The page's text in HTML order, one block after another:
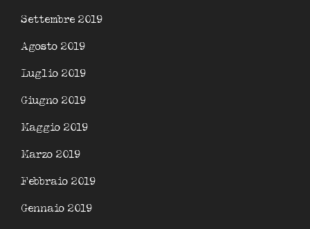
Settembre 2019
Agosto 2019
Luglio 2019
Giugno 2019
Maggio 2019
Marzo 2019
Febbraio 2019
Gennaio 2019